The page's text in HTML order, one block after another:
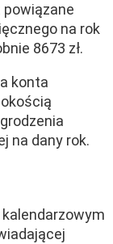
powiązane
na rok
8673 zł.
konta
na dany rok.
kalendarzowym